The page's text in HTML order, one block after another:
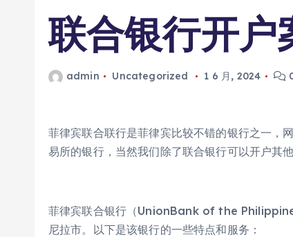
联合银行开户
admin Uncategorized 1 6 月, 2024
菲律宾联合联行是菲律宾比较不错的银行之一，
易所的银行，当然我们除了联合银行可以开户其
菲律宾联合银行（UnionBank of the
尼拉市。以下是该银行的一些特点和服务：